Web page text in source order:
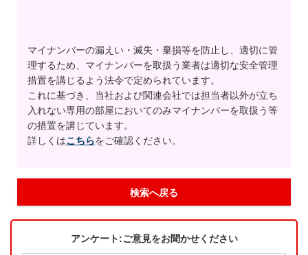
マイナンバーの漏えい・滅失・棄損等を防止し、適切に管
理するため、マイナンバーを取扱う業者は適切な安全管理
措置を講じるよう法令で定められています。
これに基づき、当社および関連会社では担当者以外が立ち
入れない専用の部屋においてのみマイナンバーを取扱う等
の措置を講じています。
詳しくはこちらをご確認ください。
検索へ戻る
アンケート:ご意見をお聞かせください